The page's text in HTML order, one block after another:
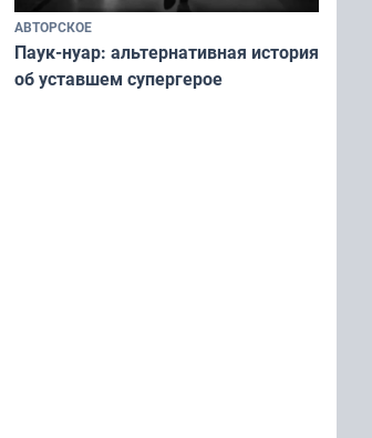
АВТОРСКОЕ
Паук-нуар: альтернативная история
об уставшем супергерое